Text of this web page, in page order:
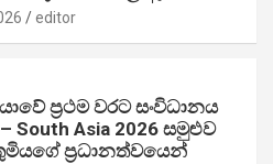
editor
ප්‍රථම වරට සංවිධානය
South Asia 2026 සමුළුව
ප්‍රධානත්වයෙන්